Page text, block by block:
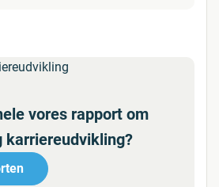
vores rapport om
karriereudvikling?